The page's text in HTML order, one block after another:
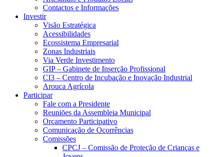
Contactos e Informações
Investir
Visão Estratégica
Acessibilidades
Ecossistema Empresarial
Zonas Industriais
Via Verde Investimento
GIP – Gabinete de Inserção Profissional
CI3 – Centro de Incubação e Inovação Industrial
Arouca Agrícola
Participar
Fale com a Presidente
Reuniões da Assembleia Municipal
Orçamento Participativo
Comunicação de Ocorrências
Comissões
CPCJ – Comissão de Proteção de Crianças e